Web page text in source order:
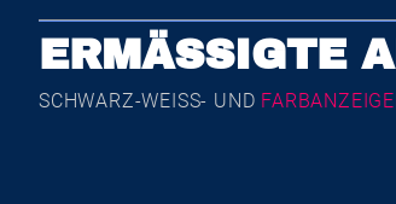
ERMÄSSIGTE
SCHWARZ-WEISS- UND